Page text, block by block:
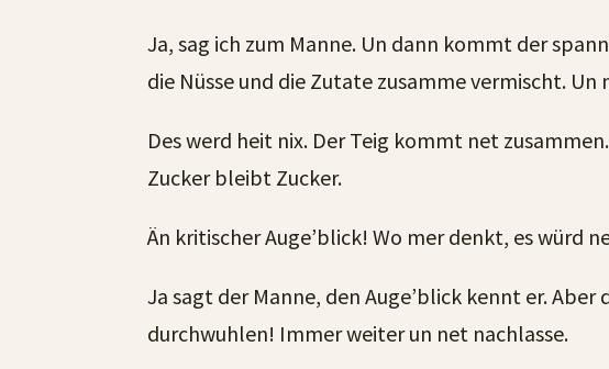
Ja, sag ich zum Manne. Un dann kommt der
die Nüsse und die Zutate zusamme vermischt.
Des werd heit nix. Der Teig kommt net
Zucker bleibt Zucker.
Än kritischer Auge’blick! Wo mer denkt, es würd
Ja sagt der Manne, den Auge’blick kennt er.
durchwuhlen! Immer weiter un net nachlasse.